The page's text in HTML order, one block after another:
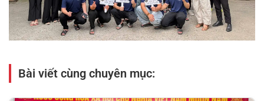
Bài viết cùng chuyên mục: